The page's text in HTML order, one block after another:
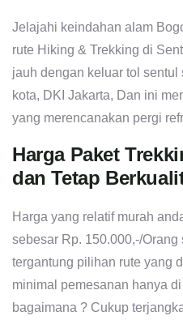
Jelajahi keindahan alam
rute Hiking & Trekking di
jauh dengan keluar tol
kota, DKI Jakarta, Dan ini
yang merencanakan pergi
Harga Paket
dan Tetap
Harga yang relatif murah
sebesar Rp. 150.000,-/
tergantung pilihan rute yang
minimal pemesanan hanya
bagaimana ? Cukup